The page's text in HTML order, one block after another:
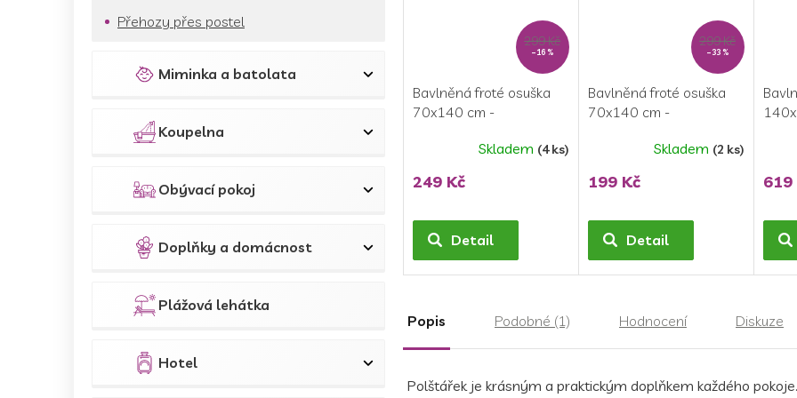
Přehozy přes postel
Miminka a batolata
Koupelna
Obývací pokoj
Doplňky a domácnost
Plážová lehátka
Hotel
299 Kč
–16 %
Bavlněná froté osuška
70x140 cm -
hodnocení
produktu
5,0
Skladem (4 ks)
249 Kč
Detail
299 Kč
–33 %
Bavlněná froté osuška
70x140 cm -
Skladem (2 ks)
199 Kč
Detail
5,0
619
Popis Podobné (1) Hodnocení Diskuze
Polštářek je krásným a praktickým doplňkem každého